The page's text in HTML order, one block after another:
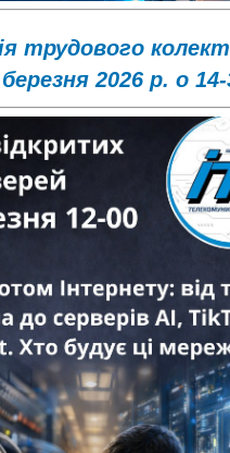
трудового
2026 р. о 14-